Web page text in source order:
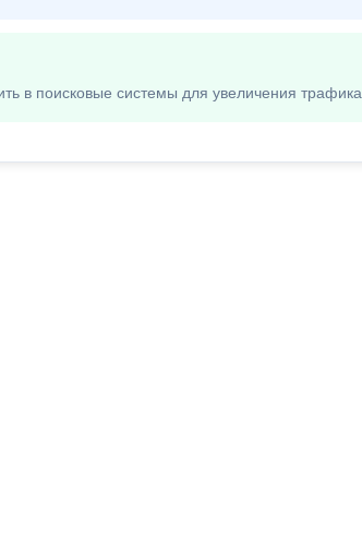
в поисковые системы для увеличения трафика.